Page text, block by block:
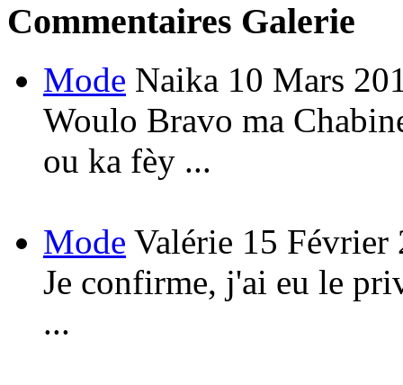
Commentaires Galerie
Mode Naika 10 Mars
Woulo Bravo ma
ou ka fèy ...
Mode Valérie 15 Février
Je confirme, j'ai eu le
...